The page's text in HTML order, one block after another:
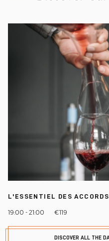
L'ESSENTIEL DES
19:00 - 21:00 €119
DISCOVER ALL THE